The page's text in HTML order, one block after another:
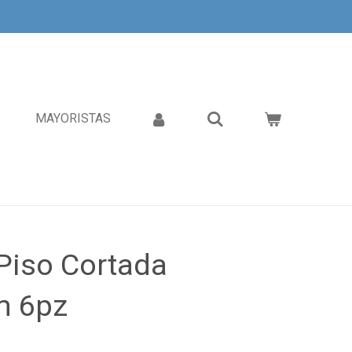
MAYORISTAS
Cortada
6pz